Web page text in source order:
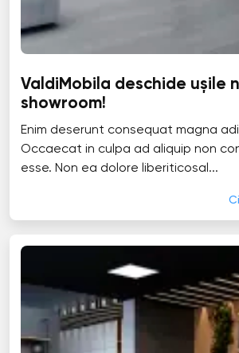
ValdiMobila deschide ușile
showroom!
Enim deserunt consequat magna
Occaecat in culpa ad aliquip non
esse. Non ea dolore liberiticosal...